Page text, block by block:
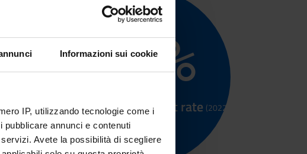
Informazioni sui cookie
IP, utilizzando tecnologie come i
annunci e contenuti
Avete la possibilità di scegliere
100%
Graduate employment rate (2022)